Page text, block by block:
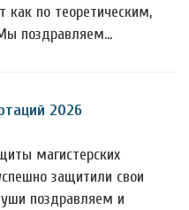
по теоретическим,
поздравляем…
2026
магистерских
защитили свои
поздравляем и